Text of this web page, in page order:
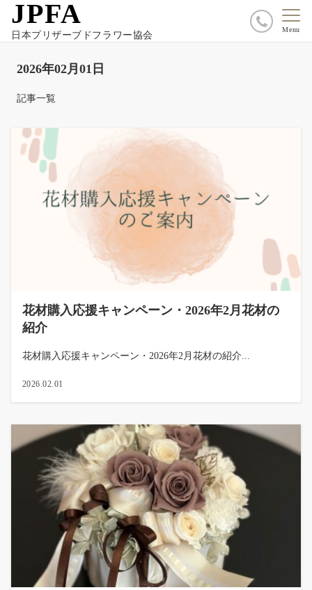
JPFA
日本プリザーブドフラワー協会
Menu
2026年02月01日
記事一覧
花材購入応援キャンペーン・2026年2月花材の
紹介
花材購入応援キャンペーン・2026年2月花材の紹介...
2026.02.01